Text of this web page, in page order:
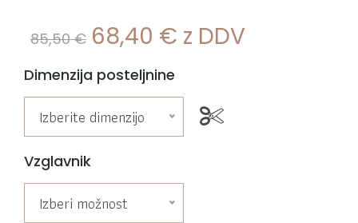
85,50€ 68,40 € z DDV
Dimenzija posteljnine
Izberite dimenzijo
Vzglavnik
Izberi možnost